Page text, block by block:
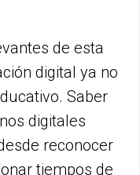
de esta
digital ya no
Saber
digitales
reconocer
tiempos de